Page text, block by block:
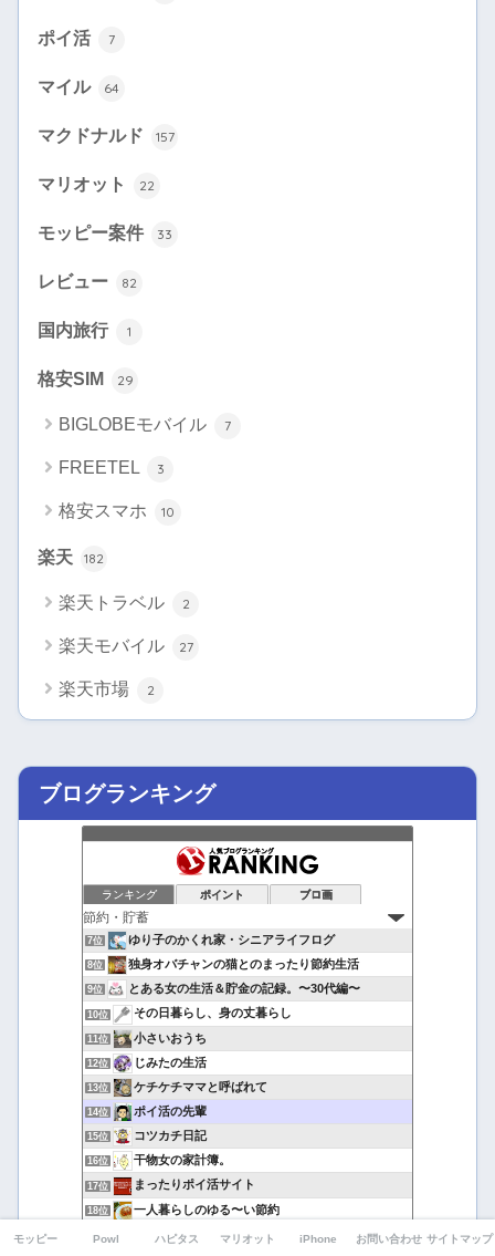
ポイ活 7
マイル 64
マクドナルド 157
マリオット 22
モッピー案件 33
レビュー 82
国内旅行 1
格安SIM 29
BIGLOBEモバイル 7
FREETEL 3
格安スマホ 10
楽天 182
楽天トラベル 2
楽天モバイル 27
楽天市場 2
ブログランキング
ランキング ポイント ブロ画
7位 ゆり子のかくれ家・シニアライフログ
8位 独身オバチャンの猫とのまったり節約生活
9位 とある女の生活＆貯金の記録。〜30代編〜
10位 その日暮らし、身の丈暮らし
11位 小さいおうち
12位 じみたの生活
13位 ケチケチママと呼ばれて
14位 ポイ活の先輩
15位 コツカチ日記
16位 干物女の家計簿。
17位 まったりポイ活サイト
18位 一人暮らしのゆる〜い節約
19位 女医ママの資産運用
モッピー Powl ハピタス マリオット iPhone お問い合わせ サイトマップ